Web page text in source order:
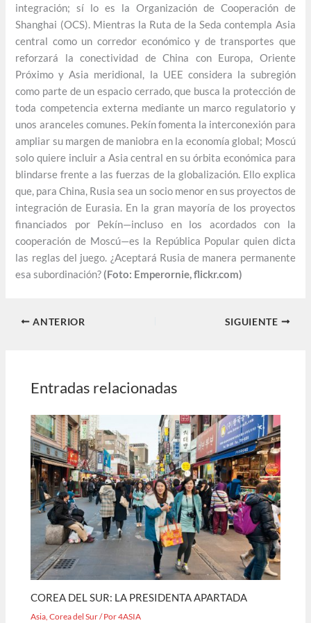
integración; sí lo es la Organización de Cooperación de
Shanghai (OCS). Mientras la Ruta de la Seda contempla Asia
central como un corredor económico y de transportes que
reforzará la conectividad de China con Europa, Oriente
Próximo y Asia meridional, la UEE considera la subregión
como parte de un espacio cerrado, que busca la protección de
toda competencia externa mediante un marco regulatorio y
unos aranceles comunes. Pekín fomenta la interconexión para
ampliar su margen de maniobra en la economía global; Moscú
solo quiere incluir a Asia central en su órbita económica para
blindarse frente a las fuerzas de la globalización. Ello explica
que, para China, Rusia sea un socio menor en sus proyectos de
integración de Eurasia. En la gran mayoría de los proyectos
financiados por Pekín—incluso en los acordados con la
cooperación de Moscú—es la República Popular quien dicta
las reglas del juego. ¿Aceptará Rusia de manera permanente
esa subordinación? (Foto: Emperornie, flickr.com)
ANTERIOR SIGUIENTE
Entradas relacionadas
COREA DEL SUR: LA PRESIDENTA APARTADA
Asia,Corea del Sur/ Por4ASIA